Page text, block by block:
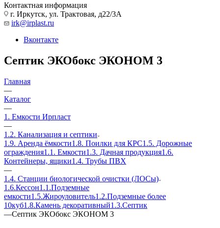
Контактная информация
г. Иркутск, ул. Трактовая, д22/3А
irk@irplast.ru
Вконтакте
Септик ЭКОбокс ЭКОНОМ 3
Главная
—
Каталог
—
1. Емкости Ирпласт
—
1.2. Канализация и септики
1.9. Аренда ёмкости1.8. Поилки для КРС1.5. Дорожные
ограждения1.1. Емкости1.3. Дачная продукция1.6.
Контейнеры, ящики1.4. Трубы ПВХ
—
1.4. Станции биологической очистки (ЛОСы)
1.6.Кессон1.1.Подземные
емкости1.5.Жироуловитель1.2.Подземные более
10куб1.8.Камень декоративный1.3.Септик
—Септик ЭКОбокс ЭКОНОМ 3